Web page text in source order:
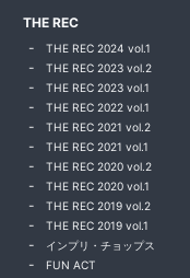
THE REC
THE REC 2024 vol.1
THE REC 2023 vol.2
THE REC 2023 vol.1
THE REC 2022 vol.1
THE REC 2021 vol.2
THE REC 2021 vol.1
THE REC 2020 vol.2
THE REC 2020 vol.1
THE REC 2019 vol.2
THE REC 2019 vol.1
インプリ・チョップス
FUN ACT